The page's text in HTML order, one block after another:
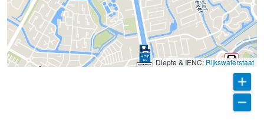
Diepte & IENC:Rijkswaterstaat